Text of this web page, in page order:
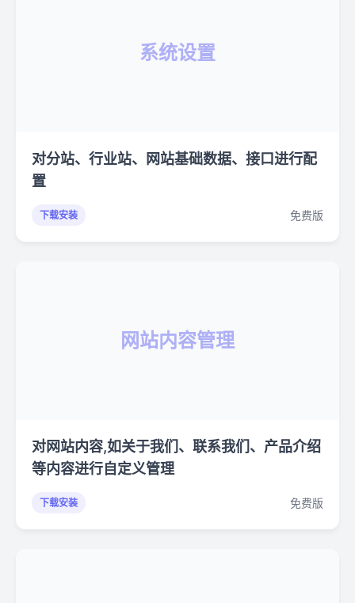
系统设置
对分站、行业站、网站基础数据、接口进行配
置
下载安装 免费版
网站内容管理
对网站内容,如关于我们、联系我们、产品介绍
等内容进行自定义管理
下载安装 免费版